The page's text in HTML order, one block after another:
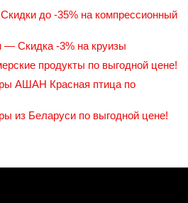
до -35% на компрессионный
Скидка -3% на круизы
продукты по выгодной цене!
АШАН Красная птица по
из Беларуси по выгодной цене!